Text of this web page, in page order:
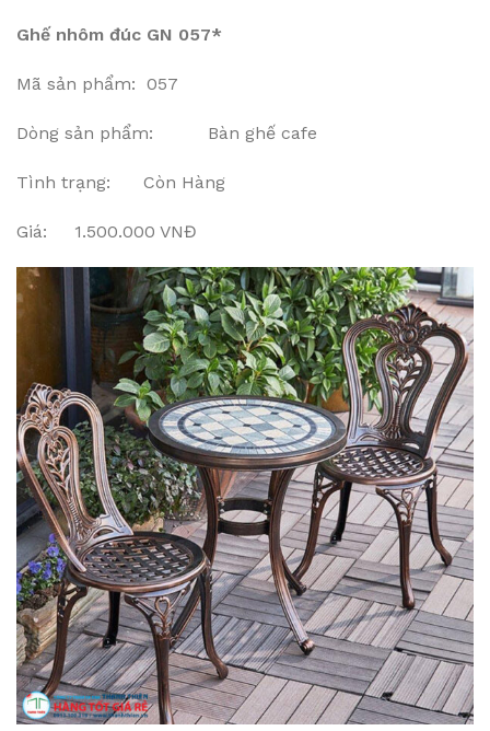
Ghế nhôm đúc GN 057*
Mã sản phẩm: 057
Dòng sản phẩm: Bàn ghế cafe
Tình trạng: Còn Hàng
Giá: 1.500.000 VNĐ